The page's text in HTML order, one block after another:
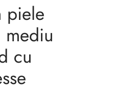
piele
mediu
cu